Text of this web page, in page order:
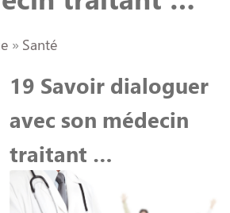
Santé
19 Savoir dialoguer
avec son médecin
traitant …